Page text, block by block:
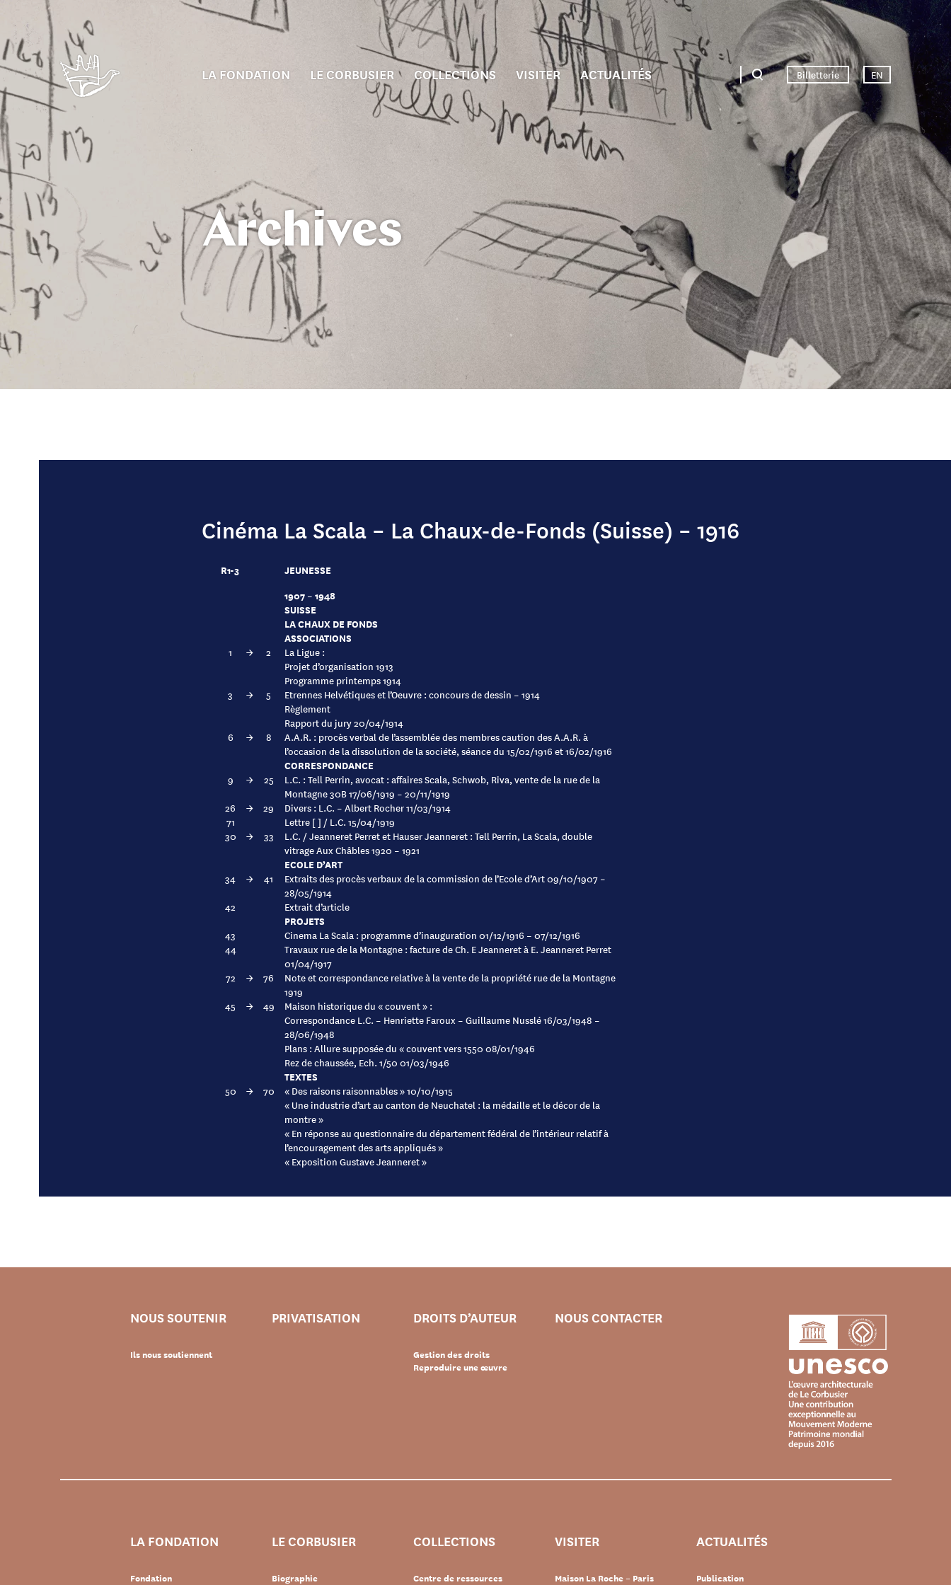
LA FONDATION LE CORBUSIER COLLECTIONS VISITER ACTUALITÉS Billetterie EN
Archives
Cinéma La Scala – La Chaux-de-Fonds (Suisse) – 1916
R1-3
JEUNESSE
1907 – 1948
SUISSE
LA CHAUX DE FONDS
ASSOCIATIONS
1 → 2
La Ligue :
Projet d’organisation 1913
Programme printemps 1914
3
→ 5
Etrennes Helvétiques et l’Oeuvre : concours de dessin – 1914
Règlement
Rapport du jury 20/04/1914
6
→ 8
A.A.R. : procès verbal de l’assemblée des membres caution des A.A.R. à
l’occasion de la dissolution de la société, séance du 15/02/1916 et 16/02/1916
CORRESPONDANCE
9 → 25
L.C. : Tell Perrin, avocat : affaires Scala, Schwob, Riva, vente de la rue de la
Montagne 30B 17/06/1919 – 20/11/1919
26
→ 29
Divers : L.C. – Albert Rocher 11/03/1914
71
Lettre [ ] / L.C. 15/04/1919
30
→ 33
L.C. / Jeanneret Perret et Hauser Jeanneret : Tell Perrin, La Scala, double
vitrage Aux Châbles 1920 – 1921
ECOLE D’ART
34 → 41
Extraits des procès verbaux de la commission de l’Ecole d’Art 09/10/1907 –
28/05/1914
42
Extrait d’article
PROJETS
43
Cinema La Scala : programme d’inauguration 01/12/1916 – 07/12/1916
44
Travaux rue de la Montagne : facture de Ch. E Jeanneret à E. Jeanneret Perret
01/04/1917
72
→ 76
Note et correspondance relative à la vente de la propriété rue de la Montagne
1919
45
→ 49
Maison historique du « couvent » :
Correspondance L.C. – Henriette Faroux – Guillaume Nusslé 16/03/1948 –
28/06/1948
Plans : Allure supposée du « couvent vers 1550 08/01/1946
Rez de chaussée, Ech. 1/50 01/03/1946
TEXTES
50 → 70
« Des raisons raisonnables » 10/10/1915
« Une industrie d’art au canton de Neuchatel : la médaille et le décor de la
montre »
« En réponse au questionnaire du département fédéral de l’intérieur relatif à
l’encouragement des arts appliqués »
« Exposition Gustave Jeanneret »
NOUS SOUTENIR
Ils nous soutiennent
PRIVATISATION DROITS D’AUTEUR
Gestion des droits
Reproduire une œuvre
NOUS CONTACTER
LA FONDATION
Fondation
LE CORBUSIER
Biographie
COLLECTIONS
Centre de ressources
VISITER
Maison La Roche – Paris
ACTUALITÉS
Publication